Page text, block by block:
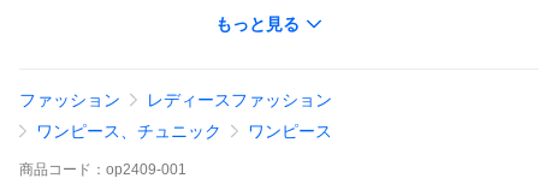
い 重ね着 春 夏 秋 ディース ワンピ 綿 綿１００％
コットン タナローン リバティ生地 リバティプリント 華や
か 花柄 小花 植物 ボタニカル シンプル 着やせ きれい
なシルエット LIBERTY PRINT 大人服 アコレ acore
【Ａライン袖付きワンピース】
もっと見る
ファッション
レディースファッション
ワンピース、チュニック
ワンピース
商品 コード： op2409-001